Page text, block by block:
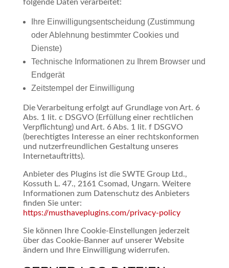
folgende Daten verarbeitet:
Ihre Einwilligungsentscheidung (Zustimmung
oder Ablehnung bestimmter Cookies und
Dienste)
Technische Informationen zu Ihrem Browser und
Endgerät
Zeitstempel der Einwilligung
Die Verarbeitung erfolgt auf Grundlage von Art. 6
Abs. 1 lit. c DSGVO (Erfüllung einer rechtlichen
Verpflichtung) und Art. 6 Abs. 1 lit. f DSGVO
(berechtigtes Interesse an einer rechtskonformen
und nutzerfreundlichen Gestaltung unseres
Internetauftritts).
Anbieter des Plugins ist die SWTE Group Ltd.,
Kossuth L. 47., 2161 Csomad, Ungarn. Weitere
Informationen zum Datenschutz des Anbieters
finden Sie unter:
https://musthaveplugins.com/privacy-policy
Sie können Ihre Cookie-Einstellungen jederzeit
über das Cookie-Banner auf unserer Website
ändern und Ihre Einwilligung widerrufen.